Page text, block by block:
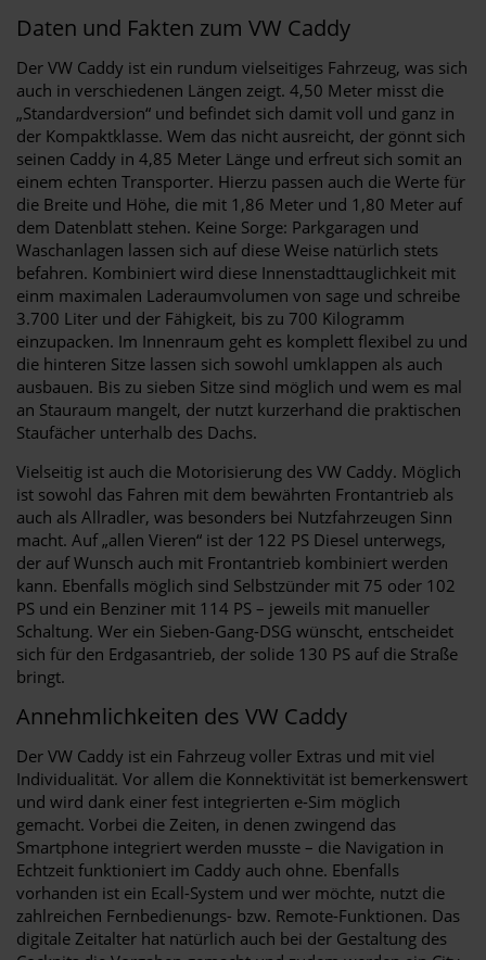
Daten und Fakten zum VW Caddy
Der VW Caddy ist ein rundum vielseitiges Fahrzeug, was sich
auch in verschiedenen Längen zeigt. 4,50 Meter misst die
„Standardversion“ und befindet sich damit voll und ganz in
der Kompaktklasse. Wem das nicht ausreicht, der gönnt sich
seinen Caddy in 4,85 Meter Länge und erfreut sich somit an
einem echten Transporter. Hierzu passen auch die Werte für
die Breite und Höhe, die mit 1,86 Meter und 1,80 Meter auf
dem Datenblatt stehen. Keine Sorge: Parkgaragen und
Waschanlagen lassen sich auf diese Weise natürlich stets
befahren. Kombiniert wird diese Innenstadttauglichkeit mit
einm maximalen Laderaumvolumen von sage und schreibe
3.700 Liter und der Fähigkeit, bis zu 700 Kilogramm
einzupacken. Im Innenraum geht es komplett flexibel zu und
die hinteren Sitze lassen sich sowohl umklappen als auch
ausbauen. Bis zu sieben Sitze sind möglich und wem es mal
an Stauraum mangelt, der nutzt kurzerhand die praktischen
Staufächer unterhalb des Dachs.
Vielseitig ist auch die Motorisierung des VW Caddy. Möglich
ist sowohl das Fahren mit dem bewährten Frontantrieb als
auch als Allradler, was besonders bei Nutzfahrzeugen Sinn
macht. Auf „allen Vieren“ ist der 122 PS Diesel unterwegs,
der auf Wunsch auch mit Frontantrieb kombiniert werden
kann. Ebenfalls möglich sind Selbstzünder mit 75 oder 102
PS und ein Benziner mit 114 PS – jeweils mit manueller
Schaltung. Wer ein Sieben-Gang-DSG wünscht, entscheidet
sich für den Erdgasantrieb, der solide 130 PS auf die Straße
bringt.
Annehmlichkeiten des VW Caddy
Der VW Caddy ist ein Fahrzeug voller Extras und mit viel
Individualität. Vor allem die Konnektivität ist bemerkenswert
und wird dank einer fest integrierten e-Sim möglich
gemacht. Vorbei die Zeiten, in denen zwingend das
Smartphone integriert werden musste – die Navigation in
Echtzeit funktioniert im Caddy auch ohne. Ebenfalls
vorhanden ist ein Ecall-System und wer möchte, nutzt die
zahlreichen Fernbedienungs- bzw. Remote-Funktionen. Das
digitale Zeitalter hat natürlich auch bei der Gestaltung des